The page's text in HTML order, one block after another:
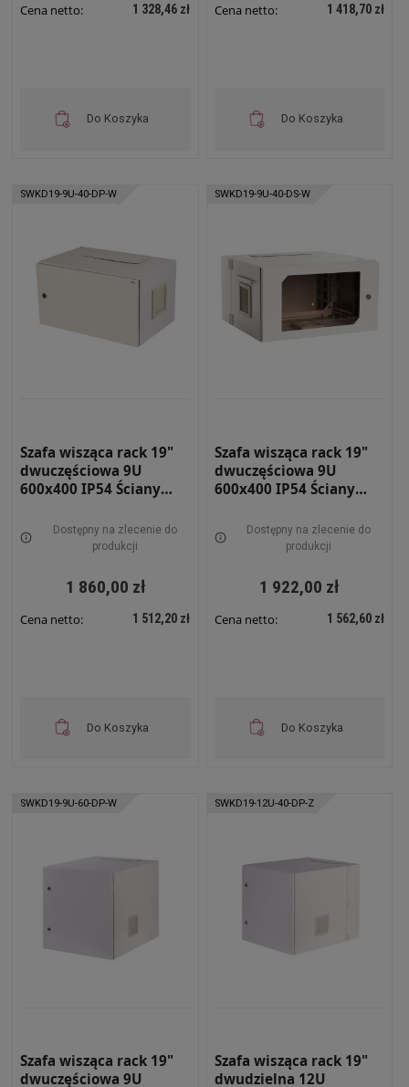
Cena netto: 1 328,46 zł
Do Koszyka
Cena netto: 1 418,70 zł
Do Koszyka
SWKD19-9U-40-DP-W
Szafa wisząca rack 19"
dwuczęściowa 9U
600x400 IP54 Ściany
pełne Wewnętrzna RAL
7035 Szara SWKD19-9U-
Dostępny na zlecenie do
produkcji
1 860,00 zł
Cena netto: 1 512,20 zł
Do Koszyka
SWKD19-9U-40-DS-W
Szafa wisząca rack 19"
dwuczęściowa 9U
600x400 IP54 Ściany
szybą Wewnętrzna RAL
7035 szara SWKD19-9U-
Dostępny na zlecenie do
produkcji
1 922,00 zł
Cena netto: 1 562,60 zł
Do Koszyka
SWKD19-9U-60-DP-W
Szafa wisząca rack 19"
dwuczęściowa 9U
SWKD19-12U-40-DP-Z
Szafa wisząca rack 19"
dwudzielna 12U